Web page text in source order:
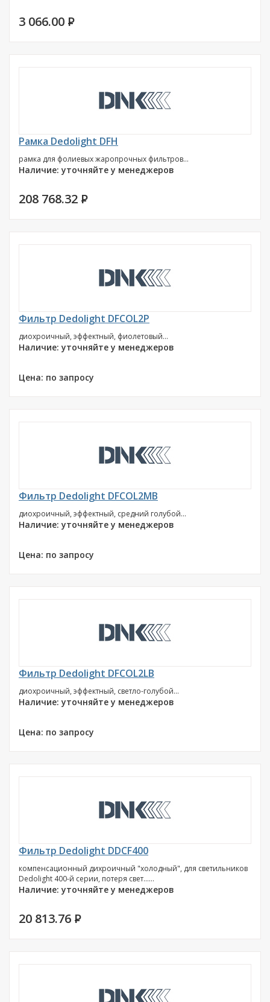
3 066.00 P
Рамка Dedolight DFH
рамка для фолиевых жаропрочных фильтров...
Наличие: уточняйте у менеджеров
208 768.32 P
Фильтр Dedolight DFCOL2P
диохроичный, эффектный, фиолетовый...
Наличие: уточняйте у менеджеров
Цена: по запросу
Фильтр Dedolight DFCOL2MB
диохроичный, эффектный, средний голубой...
Наличие: уточняйте у менеджеров
Цена: по запросу
Фильтр Dedolight DFCOL2LB
диохроичный, эффектный, светло-голубой...
Наличие: уточняйте у менеджеров
Цена: по запросу
Фильтр Dedolight DDCF400
компенсационный дихроичный "холодный", для светильников
Dedolight 400-й серии, потеря свет......
Наличие: уточняйте у менеджеров
20 813.76 P